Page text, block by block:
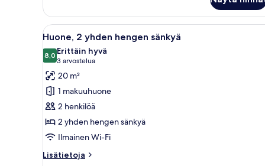
suuri
parisänky
Avaa
kaikki
huonetyypin
Huone,
2
yhden
hengen
sänkyä
kuvat
Hotellihuone, jossa on kaksi
4
Huone, 2 yhden hengen sänkyä
8,08,0 kautta 10
Erittäin hyvä
3 arvostelua
(3
arvostelua)
20 m²
1 makuuhuone
2 henkilöä
2 yhden hengen sänkyä
Ilmainen Wi-Fi
Lisätietoja
Lisätietoja